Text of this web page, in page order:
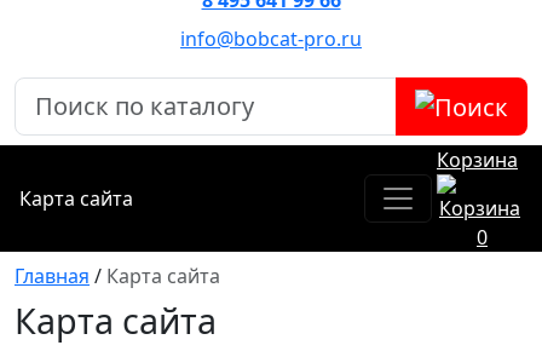
info@bobcat-pro.ru
Карта сайта
Корзина
0
Главная / Карта сайта
Карта сайта